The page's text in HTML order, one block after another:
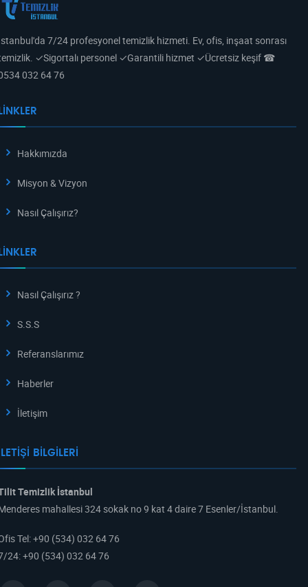
7/24 profesyonel temizlik hizmeti. Ev, ofis, inşaat sonrası
✓Sigortalı personel ✓Garantili hizmet ✓Ücretsiz keşif ☎
032 64 76
Hakkımızda
Misyon & Vizyon
Nasıl Çalışırız?
Nasıl Çalışırız ?
S.S.S
Referanslarımız
Haberler
İletişim
BILGILERI
Temizlik İstanbul
mahallesi 324 sokak no 9 kat 4 daire 7 Esenler/İstanbul.
Tel:+90 (534) 032 64 76
24:+90 (534) 032 64 76